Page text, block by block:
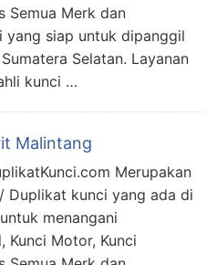
Semua Merk dan
yang siap untuk dipanggil
Selatan. Layanan
kunci …
Malintang
Merupakan
Duplikat kunci yang ada di
menangani
Kunci Motor, Kunci